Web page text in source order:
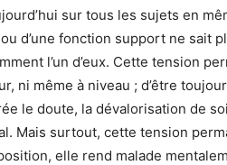
sur tous les sujets en
d’une fonction support ne sait
l’un d’eux. Cette tension
ni même à niveau ; d’être
le doute, la dévalorisation de
Mais surtout, cette tension
elle rend malade